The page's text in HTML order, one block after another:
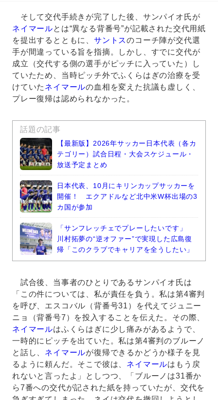
そして交代手続きが完了した後、サンパイオ氏が
ネイマールとは“異なる背番号”が記載された交代用紙
を提出するとともに、 サントスのコーチ陣が交代選
手が間違っている旨を指摘。しかし、すでに交代が
成立（交代する側の選手がピッチに入っていた）し
ていたため、当時ピッチ外でふくらはぎの治療を受
けていた ネイマールの血相を変えた抗議も虚しく、
プレー復帰は認められなかった。
話題の記事
【最新版】2026年サッカー日本代表（各カ
テゴリー）試合日程・大会スケジュール・
放送予定まとめ
日本代表、10月にキリンカップサッカーを
開催！ エクアドルなど北中米W杯出場の3
カ国が参加
「サンフレッチェでプレーしたいです」
川村拓夢の“逆オファー”で実現した広島復
帰「このクラブでキャリアを全うしたい」
試合後、当事者のひとりであるサンパイオ氏は
「この件については、私が責任を負う。私は第4審判
を呼び、エスコバル（背番号31）を代えてジュニー
ニョ（背番号7）を投入することを伝えた。その際、
ネイマールはふくらはぎに少し痛みがあるようで、
一時的にピッチを出ていた。私は第4審判のブルーノ
と話し、 ネイマールが復帰できるかどうか様子を見
るように頼んだ。そこで彼は、 ネイマールはもう戻
れないと言ったよ」としつつ、「ブルーノは31番か
ら7番への交代が記された紙を持っていたが、交代を